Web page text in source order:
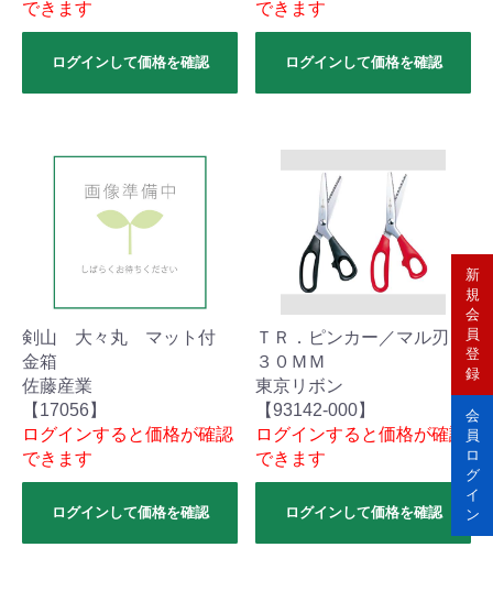
できます
ログインして価格を確認
できます
ログインして価格を確認
剣山 大々丸 マット付
金箱
佐藤産業
【17056】
ログインすると価格が確認
できます
ログインして価格を確認
ＴＲ．ピンカー／マル刃２
３０ＭＭ
東京リボン
【93142-000】
ログインすると価格が確認
できます
ログインして価格を確認
新
規
会
員
登
録
会
員
ロ
グ
イ
ン